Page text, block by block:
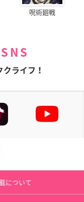
呪術廻戦
ライフ！
について